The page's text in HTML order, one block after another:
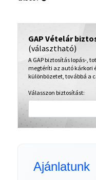
GAP Vételár
(választható)
A GAP biztosítás lopás-,
megtéríti az autó kárkori
különbözetet, továbbá a
Válasszon biztosítást:
Ajánlatunk